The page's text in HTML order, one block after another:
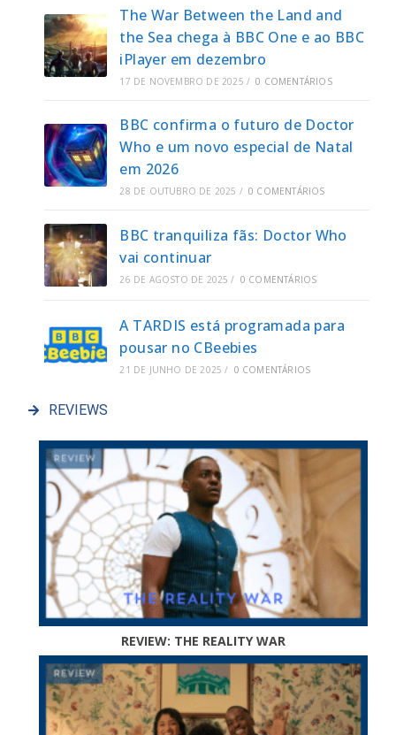
The War Between the Land and
the Sea chega à BBC One e ao BBC
iPlayer em dezembro
17 DE NOVEMBRO DE 2025 / 0 COMENTÁRIOS
BBC confirma o futuro de Doctor
Who e um novo especial de Natal
em 2026
28 DE OUTUBRO DE 2025 / 0 COMENTÁRIOS
BBC tranquiliza fãs: Doctor Who
vai continuar
26 DE AGOSTO DE 2025 / 0 COMENTÁRIOS
A TARDIS está programada para
pousar no CBeebies
21 DE JUNHO DE 2025 / 0 COMENTÁRIOS
REVIEWS
REVIEW: THE REALITY WAR